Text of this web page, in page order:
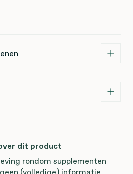
dit product
rondom supplementen